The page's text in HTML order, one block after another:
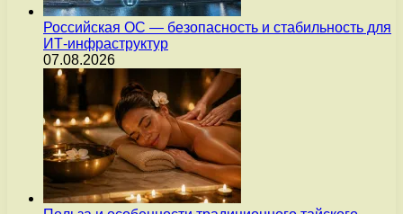
Российская ОС — безопасность и стабильность для
ИТ-инфраструктур
07.08.2026